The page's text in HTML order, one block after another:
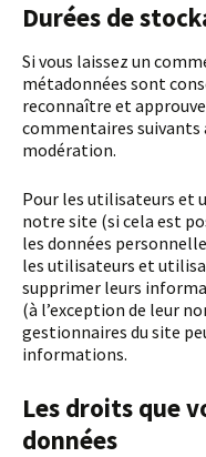
Durées de
Si vous laissez un commentaire, le commentaire et ses
métadonnées sont
reconnaître et
commentaires suivants
modération.
Pour les utilisateurs et utilisatrices qui s’enregistrent sur
notre site (si cela est
les données
les utilisateurs et
supprimer leurs
(à l’exception de leur
gestionnaires du site
informations.
Les droits que
données